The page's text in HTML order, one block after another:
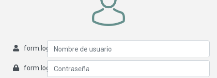
form.login.username
form.login.password